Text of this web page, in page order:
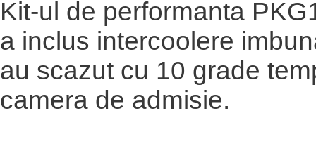
Kit-ul de performanta
a inclus intercoolere
au scazut cu 10 grade
camera de admisie.